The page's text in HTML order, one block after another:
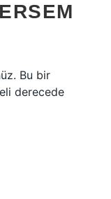
Bu bir
derecede